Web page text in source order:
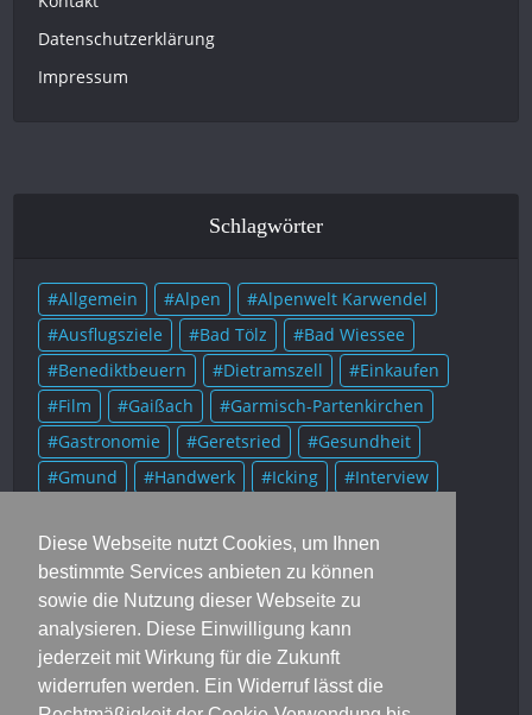
Diese Webseite nutzt Cookies, um Ihnen
bestimmte Services anbieten zu können
sowie die Nutzung dieser Webseite zu
analysieren. Diese Einwilligung kann
jederzeit mit Wirkung für die Zukunft
widerrufen werden. Ein Widerruf lässt die
Datenschutzerklärung
Impressum
Schlagwörter
Allgemein Alpen
Alpenwelt Karwendel
Ausflugsziele
Bad Tölz
Bad Wiessee
Benediktbeuern
Dietramszell
Einkaufen
Film
Gaißach
Garmisch-Partenkirchen
Gastronomie
Geretsried
Gesundheit
Gmund
Handwerk Icking
Interview
Mittenwald
Murnau Museum
München
Münsing
Oberammergau
Onlineausgaben
Portrait
Prominente
Rezensionen
Rezepte
Rottach-Egern
Schlehdorf
Soziales Sport Starnberg